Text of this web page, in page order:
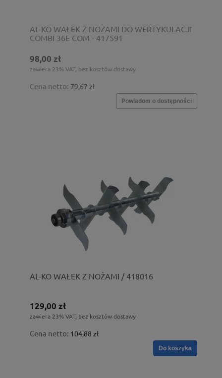
AL-KO WAŁEK Z NOZAMI DO WERTYKULACJI
COMBI 36E COM - 417591
98,00 zł
zawiera 23% VAT, bez kosztów dostawy
Cena netto: 79,67 zł
Powiadom o dostępności
AL-KO WAŁEK Z NOŻAMI / 418016
129,00 zł
zawiera 23% VAT, bez kosztów dostawy
Cena netto: 104,88 zł
Do koszyka